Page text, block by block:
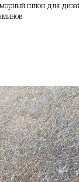
шпон для